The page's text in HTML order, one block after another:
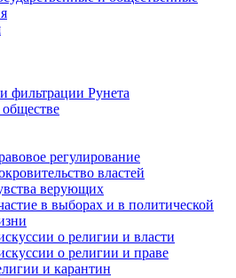
фильтрации Рунета
регулирование
властей
верующих
в выборах и в политической
о религии и власти
о религии и праве
и карантин